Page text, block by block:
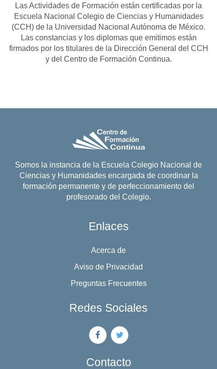
Las Actividades de Formación están certificadas por la
Escuela Nacional Colegio de Ciencias y Humanidades
(CCH) de la Universidad Nacional Autónoma de México.
Las constancias y los diplomas que emitimos están
firmados por los titulares de la Dirección General del CCH
y del Centro de Formación Continua.
Somos la instancia de la Escuela Colegio Nacional de
Ciencias y Humanidades encargada de coordinar la
formación permanente y de perfeccionamiento del
profesorado del Colegio.
Enlaces
Acerca de
Aviso de Privacidad
Preguntas Frecuentes
Redes Sociales
Contacto